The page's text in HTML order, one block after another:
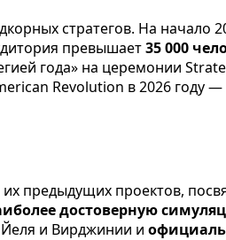
стратегов. На начало
превышает35 000
года» на церемонии
Revolution в 2026 году
предыдущих проектов,
достоверную
Йеля и Вирджинии и